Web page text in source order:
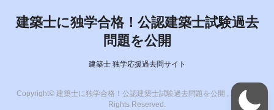
建築士に独学合格！公認建築士試験過去
問題を公開
建築士 独学応援過去問サイト
Copyright© 建築士に独学合格！公認建築士試験過去問題を公開 , 2026 All
Rights Reserved.